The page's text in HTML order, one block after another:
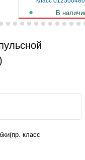
В
1 129 руб.